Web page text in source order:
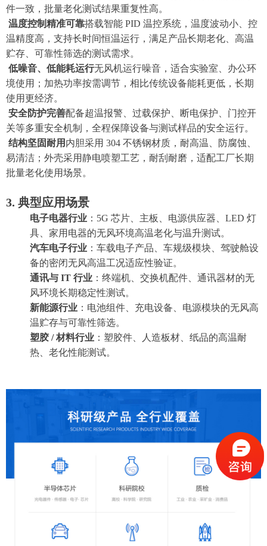
件一致，批量老化测试结果重复性高。
温度控制精准可靠搭载智能 PID 温控系统，温度波动小、控
温精度高，支持长时间恒温运行，满足产品长期老化、高温
贮存、可靠性筛选的测试需求。
低噪音、低能耗运行无风机运行噪音，适合实验室、办公环
境使用；加热功率按需调节，相比传统设备能耗更低，长期
使用更经济。
安全防护完善配备超温报警、过载保护、断电保护、门控开
关等多重安全机制，全程保障设备与测试样品的安全运行。
结构坚固耐用 内胆采用 304 不锈钢材质，耐高温、防腐蚀、
易清洁；外壳采用静电喷塑工艺，耐刮耐磨，适配工厂长期
批量老化使用场景。
3. 典型应用场景
电子电器行业 ：5G 芯片、主板、电源供应器、LED 灯
具、家用电器的无风环境高温老化与温升测试。
汽车电子行业 ：车载电子产品、车规级模块、驾驶舱设
备的密闭无风高温工况适应性验证。
通讯与 IT 行业 ：终端机、交换机配件、通讯器材的无
风环境长期稳定性测试。
新能源行业 ：电池组件、充电设备、电源模块的无风高
温贮存与可靠性筛选。
塑胶 / 材料行业 ：塑胶件、人造板材、纸品的高温耐
热、老化性能测试。